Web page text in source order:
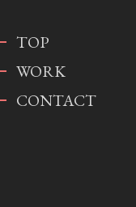
TOP
WORK
CONTACT